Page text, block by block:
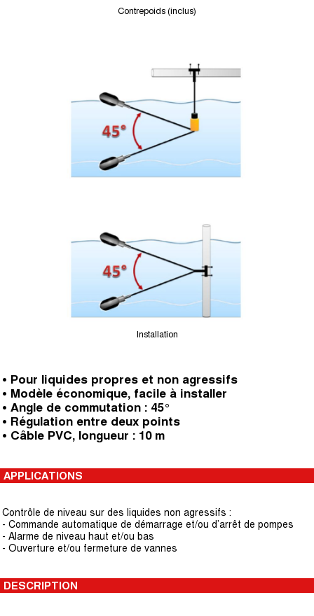
Contrepoids (inclus)
Installation
• Pour liquides propres et non agressifs
• Modèle économique, facile à installer
• Angle de commutation : 45°
• Régulation entre deux points
• Câble PVC, longueur : 10 m
APPLICATIONS
Contrôle de niveau sur des liquides non agressifs :
- Commande automatique de démarrage et/ou d’arrêt de pompes
- Alarme de niveau haut et/ou bas
- Ouverture et/ou fermeture de vannes
DESCRIPTION